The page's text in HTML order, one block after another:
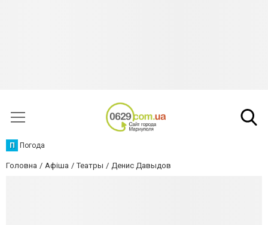
П Погода
Головна Афіша Театры Денис Давыдов